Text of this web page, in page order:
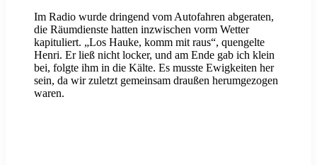
Im Radio wurde dringend vom Autofahren abgeraten,
die Räumdienste hatten inzwischen vorm Wetter
kapituliert. „Los Hauke, komm mit raus“, quengelte
Henri. Er ließ nicht locker, und am Ende gab ich klein
bei, folgte ihm in die Kälte. Es musste Ewigkeiten her
sein, da wir zuletzt gemeinsam draußen herumgezogen
waren.